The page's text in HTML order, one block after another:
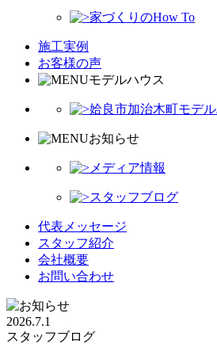
家づくりのHow To
施工実例
お客様の声
モデルハウス
姶良市加治木町モデ
お知らせ
メディア情報
スタッフブログ
代表メッセージ
スタッフ紹介
会社概要
お問い合わせ
2026.7.1
スタッフブログ